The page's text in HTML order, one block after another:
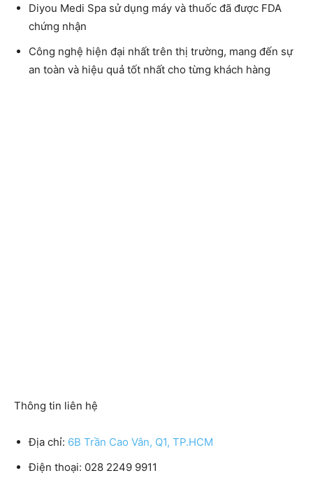
Diyou Medi Spa sử dụng máy và thuốc đã được FDA
chứng nhận
Công nghệ hiện đại nhất trên thị trường, mang đến sự
an toàn và hiệu quả tốt nhất cho từng khách hàng
Thông tin liên hệ
Địa chỉ: 6B Trần Cao Vân, Q1, TP.HCM
Điện thoại: 028 2249 9911